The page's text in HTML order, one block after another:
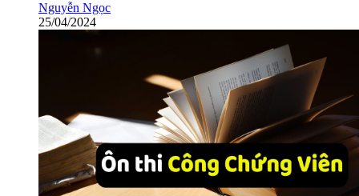
Nguyễn Ngọc
25/04/2024